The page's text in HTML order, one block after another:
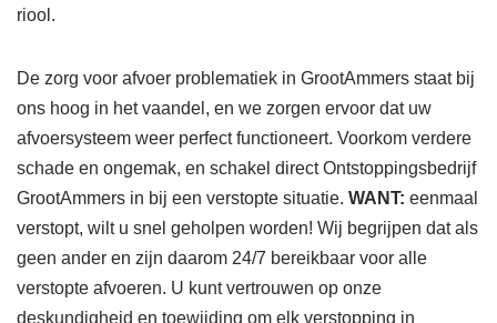
riool.
De zorg voor afvoer problematiek in GrootAmmers staat bij
ons hoog in het vaandel, en we zorgen ervoor dat uw
afvoersysteem weer perfect functioneert. Voorkom verdere
schade en ongemak, en schakel direct Ontstoppingsbedrijf
GrootAmmers in bij een verstopte situatie. WANT: eenmaal
verstopt, wilt u snel geholpen worden! Wij begrijpen dat als
geen ander en zijn daarom 24/7 bereikbaar voor alle
verstopte afvoeren. U kunt vertrouwen op onze
deskundigheid en toewijding om elk verstopping in